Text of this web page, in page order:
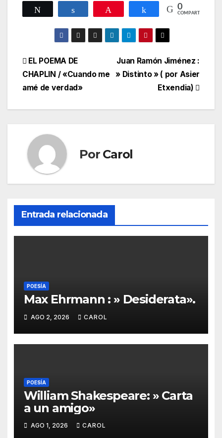
Twittear Compartir Compartir
0
COMPARTIR
Navegación
de
entradas
Juan Ramón Jiménez :
» Distinto » ( por Asier
Etxendia)
EL POEMA DE
CHAPLIN / «Cuando me
amé de verdad»
Por Carol
Entrada relacionada
POESÍA
Max Ehrmann : » Desiderata».
AGO 2, 2026 CAROL
POESÍA
William Shakespeare: » Carta
a un amigo»
AGO 1, 2026 CAROL